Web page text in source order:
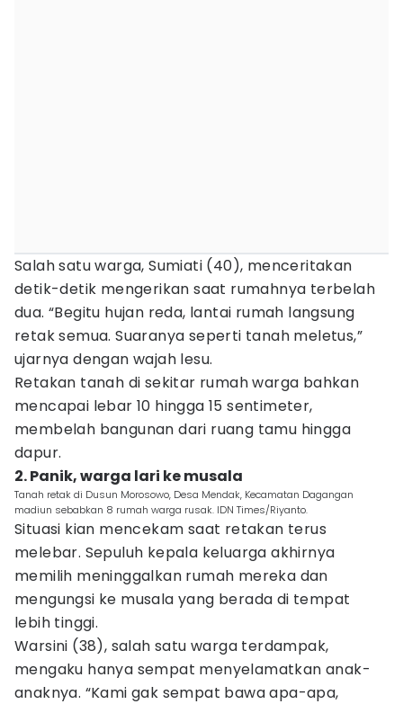
Salah satu warga, Sumiati (40), menceritakan
detik-detik mengerikan saat rumahnya terbelah
dua. “Begitu hujan reda, lantai rumah langsung
retak semua. Suaranya seperti tanah meletus,”
ujarnya dengan wajah lesu.
Retakan tanah di sekitar rumah warga bahkan
mencapai lebar 10 hingga 15 sentimeter,
membelah bangunan dari ruang tamu hingga
dapur.
2. Panik, warga lari ke musala
Tanah retak di Dusun Morosowo, Desa Mendak, Kecamatan Dagangan
madiun sebabkan 8 rumah warga rusak. IDN Times/Riyanto.
Situasi kian mencekam saat retakan terus
melebar. Sepuluh kepala keluarga akhirnya
memilih meninggalkan rumah mereka dan
mengungsi ke musala yang berada di tempat
lebih tinggi.
Warsini (38), salah satu warga terdampak,
mengaku hanya sempat menyelamatkan anak-
anaknya. “Kami gak sempat bawa apa-apa,